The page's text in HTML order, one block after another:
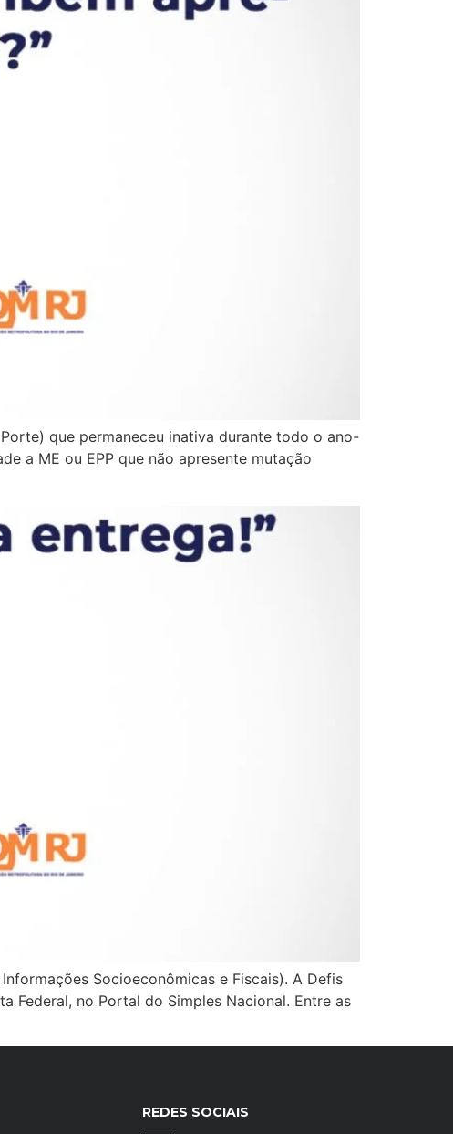
que permaneceu inativa durante todo o ano-
a ME ou EPP que não apresente mutação
Socioeconômicas e Fiscais). A Defis
Federal, no Portal do Simples Nacional. Entre as
REDES SOCIAIS